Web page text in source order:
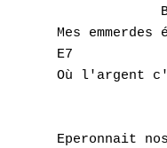
Mes
E7
Où l'argent
Eperonnait